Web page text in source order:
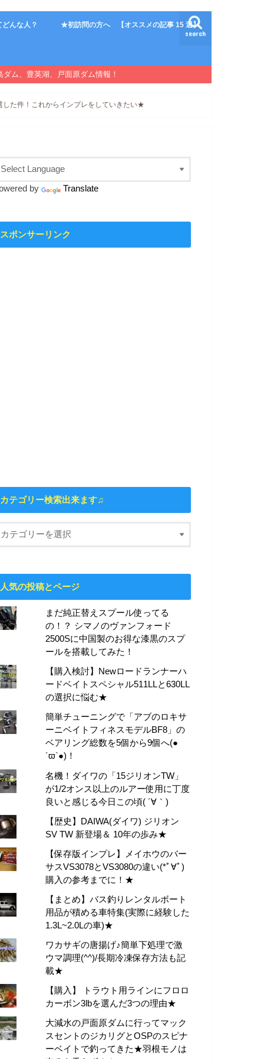
search
んな人？ ★初訪問の方へ 【オススメの記事 15 選】
ム、豊英湖、戸面原ダム情報！
した件！これからインプレをしていきたい★
by Translate
スポンサーリンク
カテゴリー検索出来ます♫
人気の投稿とページ
まだ純正替えスプール使ってる
の！？ シマノのヴァンフォード
2500Sに中国製のお得な漆黒のスプ
ールを搭載してみた！
【購入検討】Newロードランナーハ
ードベイトスペシャル511LLと630LL
の選択に悩む★
簡単チューニングで「アブのロキサ
ーニベイトフィネスモデルBF8」の
ベアリング総数を5個から9個へ(●
´ϖ`●)！
名機！ダイワの「15ジリオンTW」
が1/2オンス以上のルアー使用に丁度
良いと感じる今日この頃( ´∀｀)
【歴史】DAIWA(ダイワ) ジリオン
SV TW 新登場＆ 10年の歩み★
【保存版インプレ】メイホウのバー
サスVS3078とVS3080の違い(*ﾟ∀ﾟ)
購入の参考までに！★
【まとめ】バス釣りレンタルボート
用品が積める車特集(実際に経験した
1.3L~2.0Lの車)★
ワカサギの唐揚げ♪簡単下処理で激
ウマ調理(^^)/長期冷凍保存方法も記
載★
【購入】 トラウト用ラインにフロロ
カーボン3lbを選んだ3つの理由★
大減水の戸面原ダムに行ってマック
スセントのジカリグとOSPのスピナ
ーベイトで釣ってきた★羽根モノは